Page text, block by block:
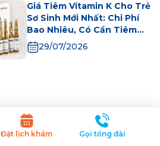
Giá Tiêm Vitamin K Cho Trẻ
Sơ Sinh Mới Nhất: Chi Phí
Bao Nhiêu, Có Cần Tiêm
Không?
29/07/2026
Đặt lịch khám Gọi tổng đài